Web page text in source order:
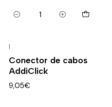
Quantidade
|
Conector de cabos
AddiClick
9,05€